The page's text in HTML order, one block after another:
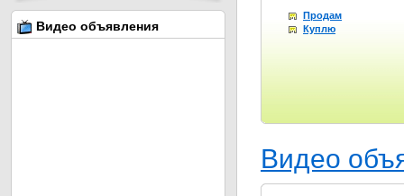
Продам
Куплю
Видео
Видео объявления